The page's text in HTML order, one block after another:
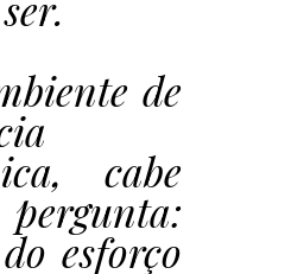
de
cabe
esforço